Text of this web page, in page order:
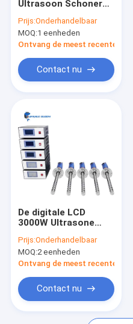
Producten
VR toon
Over ons
Neem contact met ons op
Nieuws
Ultrasoon Schoner
Ontwerp 20L
Prijs:Onderhandelbaar
MOQ:1 eenheden
Ontvang de meest recente Prijs
Contact nu
De digitale LCD
3000W Ultrasone
Legering Rod
Immersible van het
Machinetitanium
Prijs:Onderhandelbaar
MOQ:2 eenheden
Ontvang de meest recente Prijs
Contact nu